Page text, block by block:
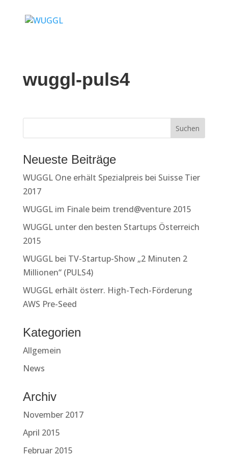
wuggl-puls4
Neueste Beiträge
WUGGL One erhält Spezialpreis bei Suisse Tier
2017
WUGGL im Finale beim trend@venture 2015
WUGGL unter den besten Startups Österreich
2015
WUGGL bei TV-Startup-Show „2 Minuten 2
Millionen“ (PULS4)
WUGGL erhält österr. High-Tech-Förderung
AWS Pre-Seed
Kategorien
Allgemein
News
Archiv
November 2017
April 2015
Februar 2015